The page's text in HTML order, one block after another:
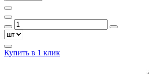
Купить в 1 клик